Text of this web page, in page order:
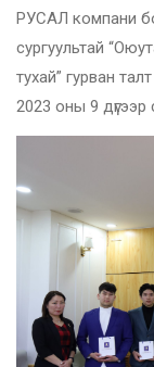
РУСАЛ компани
сургуультай
тухай” гурван
2023 оны 9 дүгээр